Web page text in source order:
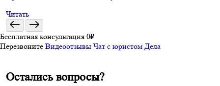
Читать
Бесплатная консультация 0₽
Перезвоните Видеоотзывы Чат с юристом Дела
Остались вопросы?